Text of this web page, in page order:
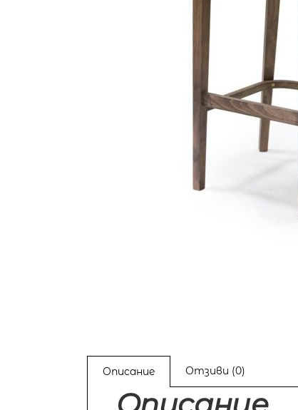
Описание Отзиви (0)